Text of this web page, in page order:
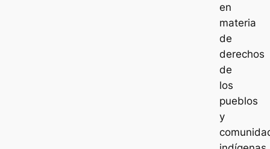
en
materia
de
derechos
de
los
pueblos
y